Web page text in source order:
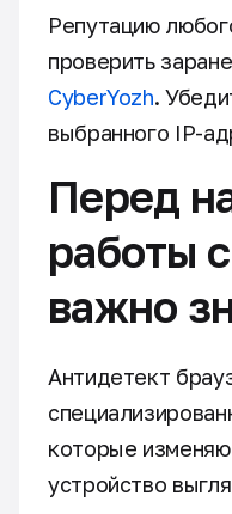
Репутацию
проверить
CyberYozh.
выбранного IP-
Перед
работы
важно
Антидетект
которые
устройство